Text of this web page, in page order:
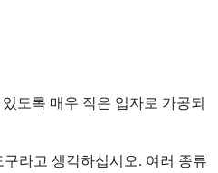
도록 매우 작은 입자로 가공되
라고 생각하십시오. 여러 종류